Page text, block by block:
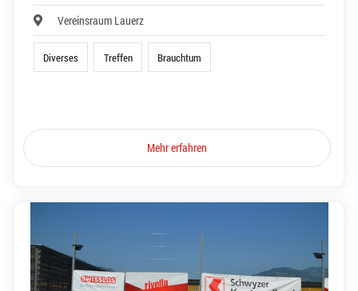
Vereinsraum Lauerz
Diverses Treffen Brauchtum
Mehr erfahren